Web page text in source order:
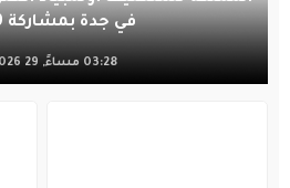
في جدة بمشاركة 19 دولة
03:28 مساءً, 29 Jul 2026